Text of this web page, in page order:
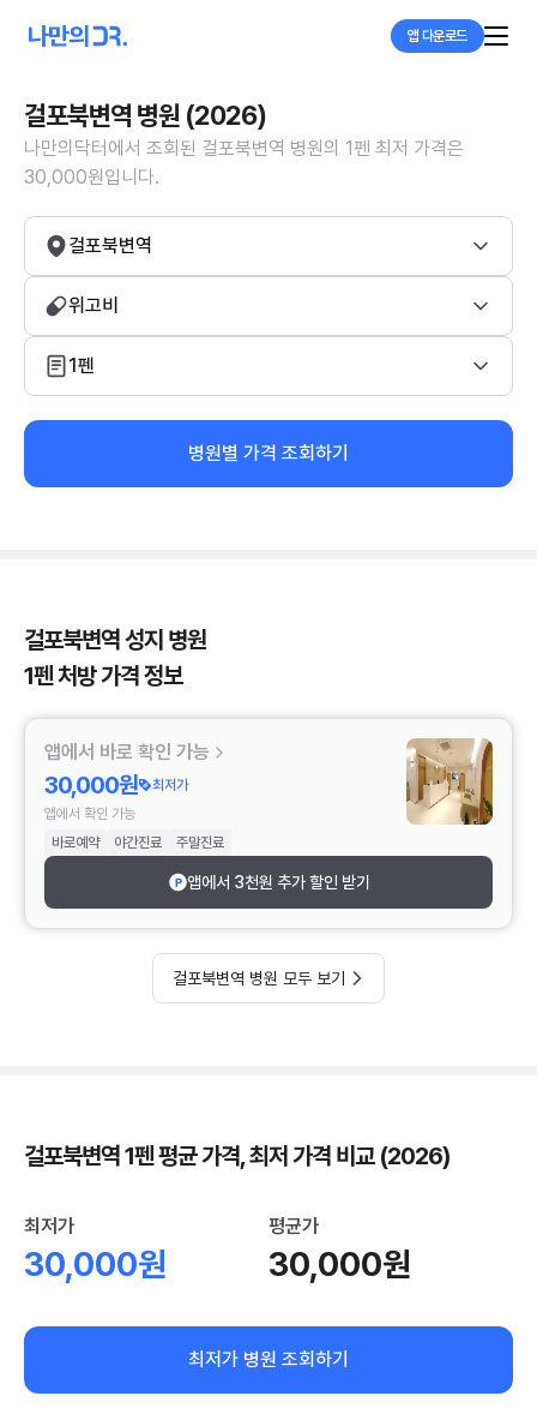
앱 다운로드
걸포북변역 병원 (2026)
나만의닥터에서 조회된 걸포북변역 병원의 1펜 최저 가격은
30,000원입니다.
걸포북변역
위고비
1펜
병원별 가격 조회하기
걸포북변역 성지 병원
1펜 처방 가격 정보
앱에서 바로 확인 가능
30,000원
최저가
앱에서 확인 가능
바로예약
야간진료 주말진료
앱에서 3천원 추가 할인 받기
걸포북변역 병원 모두 보기
걸포북변역 1펜 평균 가격, 최저 가격 비교 (2026)
최저가
30,000원
평균가
30,000원
최저가 병원 조회하기